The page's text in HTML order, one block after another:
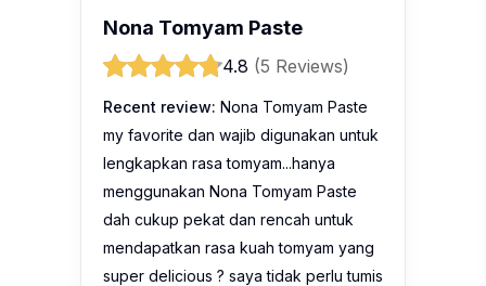
Nona Tomyam Paste
4.8 (5 Reviews)
Recent review: Nona Tomyam Paste
my favorite dan wajib digunakan untuk
lengkapkan rasa tomyam...hanya
menggunakan Nona Tomyam Paste
dah cukup pekat dan rencah untuk
mendapatkan rasa kuah tomyam yang
super delicious ? saya tidak perlu tumis